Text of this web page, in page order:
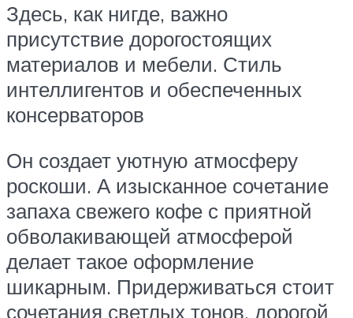
Здесь, как нигде, важно
присутствие дорогостоящих
материалов и мебели. Стиль
интеллигентов и обеспеченных
консерваторов
Он создает уютную атмосферу
роскоши. А изысканное сочетание
запаха свежего кофе с приятной
обволакивающей атмосферой
делает такое оформление
шикарным. Придерживаться стоит
сочетания светлых тонов, дорогой